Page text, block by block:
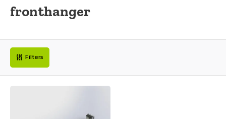
fronthanger
Filters